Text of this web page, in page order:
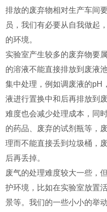
排放的废弃物相对生产车间
员，我们有必要从自我做起
的环境。
实验室产生较多的废弃物要
的溶液不能直接排放到废液
集中处理，例如调废液的pH
液进行置换中和后再排放到
难度也会减少处理成本，同
的药品、废弃的试剂瓶等，
理而不能直接丢到垃圾桶，
后再丢掉。
废气的处理难度较大一些，
护环境，比如在实验室放置
景等。我们的一些小小的举